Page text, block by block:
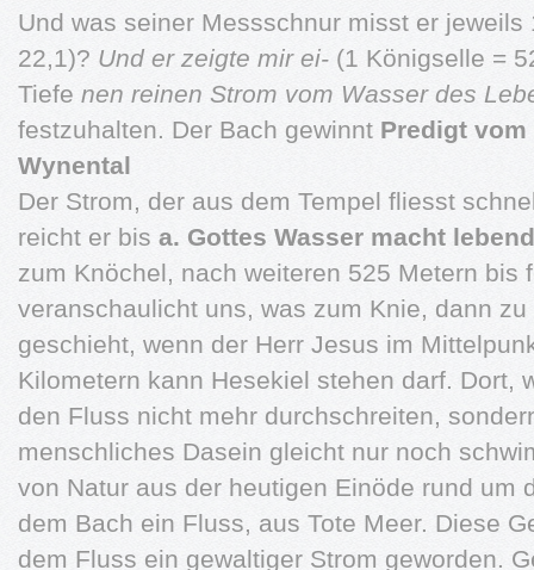
Und was seiner Messschnur misst er
22,1)? Und er zeigte mir ei- (1 Königselle =
Tiefe nen reinen Strom vom Wasser des
festzuhalten. Der Bach gewinnt Predigt vom
Wynental
Der Strom, der aus dem Tempel fliesst
reicht er bis a. Gottes Wasser macht
zum Knöchel, nach weiteren 525 Metern bis
veranschaulicht uns, was zum Knie, dann
geschieht, wenn der Herr Jesus im
Kilometern kann Hesekiel stehen darf. Dort,
den Fluss nicht mehr durchschreiten,
menschliches Dasein gleicht nur noch
von Natur aus der heutigen Einöde rund um
dem Bach ein Fluss, aus Tote Meer. Diese
dem Fluss ein gewaltiger Strom geworden.